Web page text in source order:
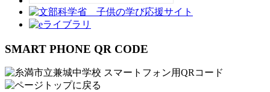
SMART PHONE QR CODE